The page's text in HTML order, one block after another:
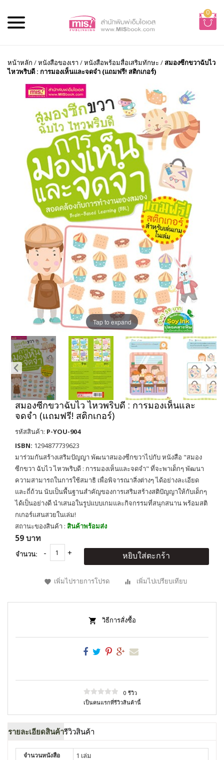
0
หน้าหลัก /หนังสือของเรา /หนังสือพร้อมสื่อเสริมทักษะ /สมองซีกขวาฉับไว
ไหวพริบดี : การมองเห็นและจดจำ (แถมฟรี! สติกเกอร์)
Tap to expand
สมองซีกขวาฉับไว ไหวพริบดี : การมองเห็นและ
จดจำ (แถมฟรี! สติกเกอร์)
รหัสสินค้า: P-YOU-904
ISBN: 1294877739623
มาร่วมกันสร้างเสริมปัญญา พัฒนาสมองซีกขวาไปกับ หนังสือ "สมอง
ซีกขวา ฉับไว ไหวพริบดี : การมองเห็นและจดจำ" ที่จะพาเด็กๆ พัฒนา
ความสามารถในการใช้สมาธิ เพื่อพิจารณาสิ่งต่างๆ ได้อย่างละเอียด
และถี่ถ้วน นับเป็นพื้นฐานสำคัญของการเสริมสร้างสติปัญญาให้กับเด็กๆ
ได้เป็นอย่างดี นำเสนอในรูปแบบเกมและกิจกรรมที่สนุกสนาน พร้อมสติ
กเกอร์แสนสวยในเล่ม!
สถานะของสินค้า : สินค้าพร้อมส่ง
59 บาท
จำนวน: หยิบใส่ตะกร้า
เพิ่มไปรายการโปรด เพิ่มไปเปรียบเทียบ
วิธีการสั่งซื้อ
0 รีวิว
เป็นคนแรกที่รีวิวสินค้านี้
รายละเอียดสินค้ารีวิวสินค้า
จำนวนหนังสือ 1 เล่ม